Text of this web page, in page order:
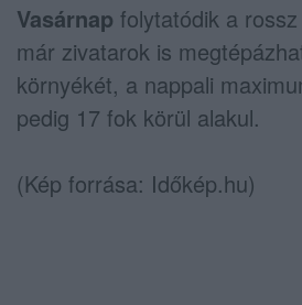
Vasárnap folytatódik a
már zivatarok is
környékét, a nappali
pedig 17 fok körül alakul.
(Kép forrása: Időkép.hu)